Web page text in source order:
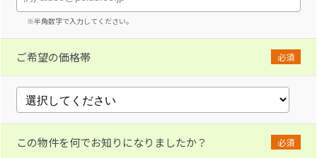
※半角数字で入力してください。
ご希望の価格帯 必須
この物件を何でお知りになりましたか？ 必須